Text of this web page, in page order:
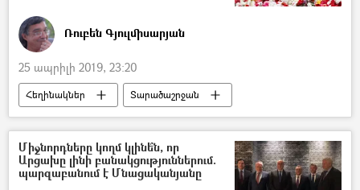
Ռուբեն Գյուլմիսարյան
25 ապրիլի 2019, 23:20
Հեղինակներ
Տարածաշրջան
Աշխարհ
Քաղաքականություն
Հայաստան
Ամերիկայի Միացյալ Նահանգներ
Միջնորդները կողմ կլինե՞ն, որ
Արցախը լինի բանակցություններում.
պարզաբանում է Մնացականյանը